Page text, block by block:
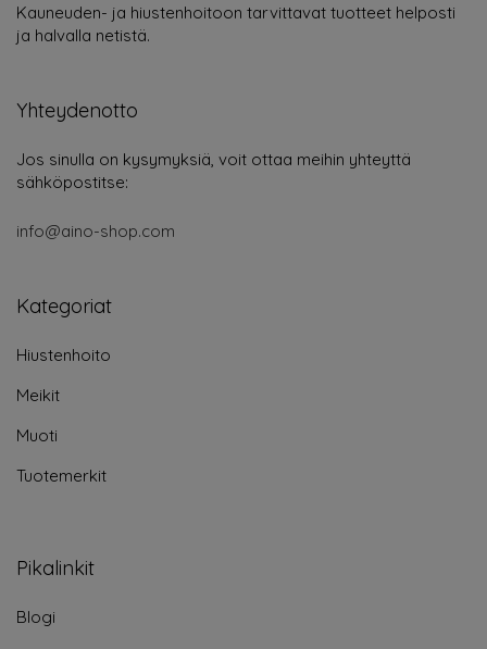
Kauneuden- ja hiustenhoitoon tarvittavat tuotteet helposti
ja halvalla netistä.
Yhteydenotto
Jos sinulla on kysymyksiä, voit ottaa meihin yhteyttä
sähköpostitse:
info@aino-shop.com
Kategoriat
Hiustenhoito
Meikit
Muoti
Tuotemerkit
Pikalinkit
Blogi